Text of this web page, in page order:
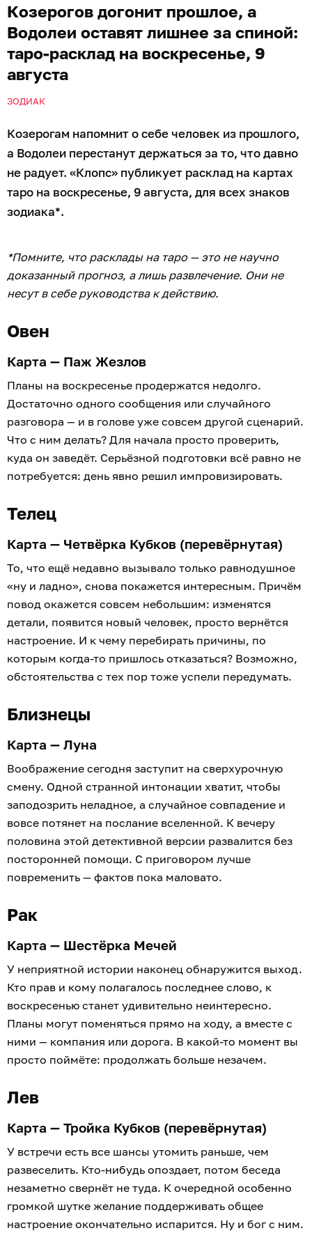
Козерогов догонит прошлое, а
Водолеи оставят лишнее за спиной:
таро-расклад на воскресенье, 9
августа
ЗОДИАК
Козерогам напомнит о себе человек из прошлого,
а Водолеи перестанут держаться за то, что давно
не радует. «Клопс» публикует расклад на картах
таро на воскресенье, 9 августа, для всех знаков
зодиака*.
*Помните, что расклады на таро — это не научно
доказанный прогноз, а лишь развлечение. Они не
несут в себе руководства к действию.
Овен
Карта — Паж Жезлов
Планы на воскресенье продержатся недолго.
Достаточно одного сообщения или случайного
разговора — и в голове уже совсем другой сценарий.
Что с ним делать? Для начала просто проверить,
куда он заведёт. Серьёзной подготовки всё равно не
потребуется: день явно решил импровизировать.
Телец
Карта — Четвёрка Кубков (перевёрнутая)
То, что ещё недавно вызывало только равнодушное
«ну и ладно», снова покажется интересным. Причём
повод окажется совсем небольшим: изменятся
детали, появится новый человек, просто вернётся
настроение. И к чему перебирать причины, по
которым когда-то пришлось отказаться? Возможно,
обстоятельства с тех пор тоже успели передумать.
Близнецы
Карта — Луна
Воображение сегодня заступит на сверхурочную
смену. Одной странной интонации хватит, чтобы
заподозрить неладное, а случайное совпадение и
вовсе потянет на послание вселенной. К вечеру
половина этой детективной версии развалится без
посторонней помощи. С приговором лучше
повременить — фактов пока маловато.
Рак
Карта — Шестёрка Мечей
У неприятной истории наконец обнаружится выход.
Кто прав и кому полагалось последнее слово, к
воскресенью станет удивительно неинтересно.
Планы могут поменяться прямо на ходу, а вместе с
ними — компания или дорога. В какой-то момент вы
просто поймёте: продолжать больше незачем.
Лев
Карта — Тройка Кубков (перевёрнутая)
У встречи есть все шансы утомить раньше, чем
развеселить. Кто-нибудь опоздает, потом беседа
незаметно свернёт не туда. К очередной особенно
громкой шутке желание поддерживать общее
настроение окончательно испарится. Ну и бог с ним.